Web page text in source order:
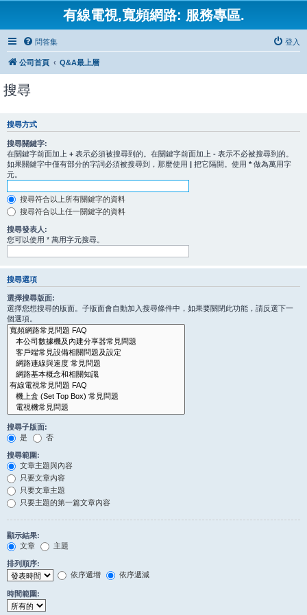
有線電視,寬頻網路: 服務專區.
問答集 登入
公司首頁 Q&A最上層
搜尋
搜尋方式
搜尋關鍵字:
在關鍵字前面加上 + 表示必須被搜尋到的。在關鍵字前面加上 - 表示不必被搜尋到的。
如果關鍵字中僅有部分的字詞必須被搜尋到，那麼使用 | 把它隔開。使用 * 做為萬用字
元。
搜尋符合以上所有關鍵字的資料
搜尋符合以上任一關鍵字的資料
搜尋發表人:
您可以使用 * 萬用字元搜尋。
搜尋選項
選擇搜尋版面:
選擇您想搜尋的版面。子版面會自動加入搜尋條件中，如果要關閉此功能，請反選下一
個選項。
搜尋子版面:
是
否
搜尋範圍:
文章主題與內容
只要文章內容
只要文章主題
只要主題的第一篇文章內容
顯示結果:
文章
主題
排列順序:
依序遞增
依序遞減
時間範圍: